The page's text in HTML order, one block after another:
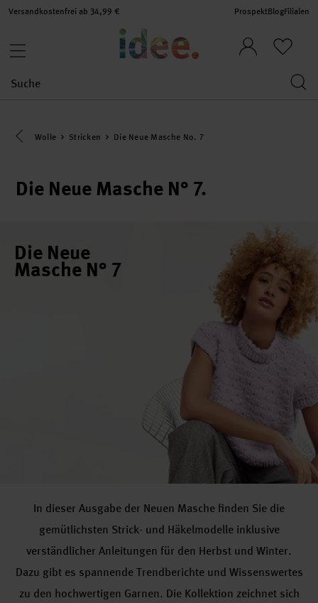
Versandkostenfrei ab 34,99 € ProspektBlogFilialen
Eine Kategorie zurück navigieren
Wolle Stricken Die Neue Masche No. 7
Die Neue Masche N° 7.
Die Neue
Masche N° 7
In dieser Ausgabe der Neuen Masche finden Sie die
gemütlichsten Strick- und Häkelmodelle inklusive
verständlicher Anleitungen für den Herbst und Winter.
Dazu gibt es spannende Trendberichte und Wissenswertes
zu den hochwertigen Garnen. Die Kollektion zeichnet sich